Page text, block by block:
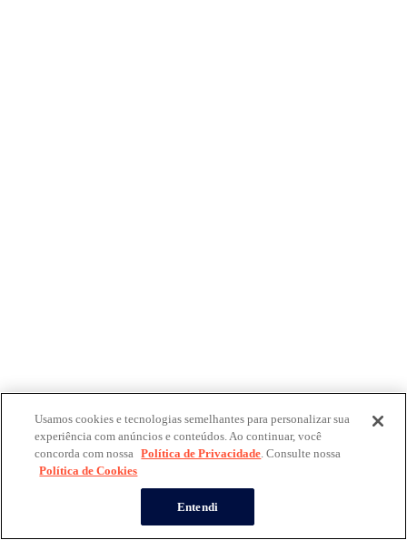
Usamos cookies e tecnologias semelhantes para personalizar sua
experiência com anúncios e conteúdos. Ao continuar, você
concorda com nossa Política de Privacidade. Consulte nossa
Política de Cookies
Entendi